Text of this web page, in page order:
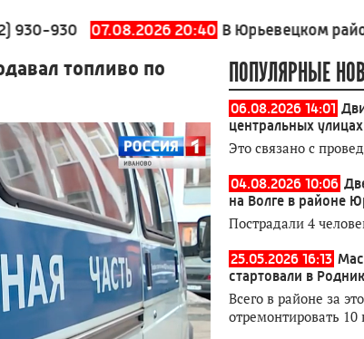
07.08.2026 20:40 В Юрьевецком районе
топливо по
ПОПУЛЯРНЫЕ
06.08.2026 14:01
центральных
Это связано с
04.08.2026 10:06
на Волге в районе
Пострадали 4
25.05.2026 16:13
стартовали в
Всего в районе за
отремонтировать 10